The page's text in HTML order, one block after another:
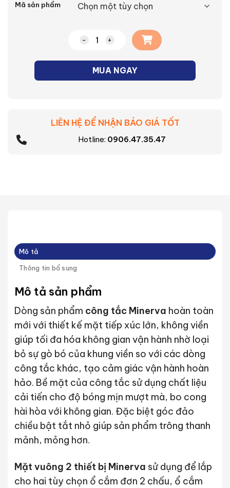
Mã sản phẩm
Mặt vuông dùng cho 2 thiết bị Minerva
MUA NGAY
LIÊN HỆ ĐỂ NHẬN BÁO GIÁ TỐT
Hotline: 0906.47.35.47
Mô tả
Thông tin bổ sung
Mô tả sản phẩm
Dòng sản phẩm công tắc Minerva hoàn toàn
mới với thiết kế mặt tiếp xúc lớn, không viền
giúp tối đa hóa không gian vận hành nhờ loại
bỏ sự gò bó của khung viền so với các dòng
công tắc khác, tạo cảm giác vận hành hoàn
hảo. Bề mặt của công tắc sử dụng chất liệu
cải tiến cho độ bóng mịn mượt mà, bo cong
hài hòa với không gian. Đặc biệt góc đảo
chiều bật tắt nhỏ giúp sản phẩm trông thanh
mảnh, mỏng hơn.
Mặt vuông 2 thiết bị Minerva sử dụng để lắp
cho hai tùy chọn ổ cắm đơn 2 chấu, ổ cắm